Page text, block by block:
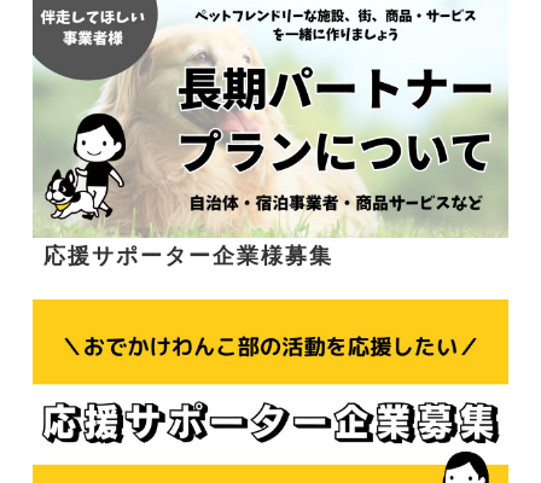
応援サポーター企業様募集